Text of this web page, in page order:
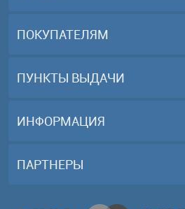
ПОКУПАТЕЛЯМ
ПУНКТЫ ВЫДАЧИ
ИНФОРМАЦИЯ
ПАРТНЕРЫ